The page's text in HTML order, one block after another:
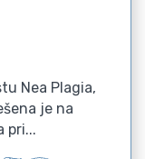
Nea Plagia,
je na
pri...